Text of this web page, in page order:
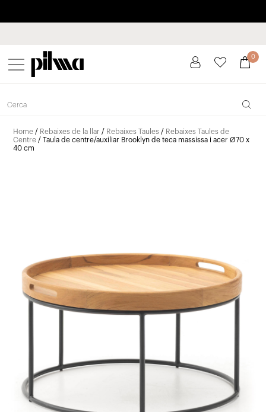
pilma 0
Home / Rebaixes de la llar / Rebaixes Taules / Rebaixes Taules de
Centre / Taula de centre/auxiliar Brooklyn de teca massissa i acer Ø70 x
40 cm